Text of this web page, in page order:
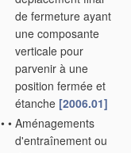
de fermeture ayant
une composante
verticale pour
parvenir à une
position fermée et
étanche [2006.01]
• • Aménagements
d'entraînement ou